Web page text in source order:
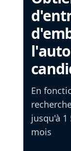
En
jusqu'à
mois